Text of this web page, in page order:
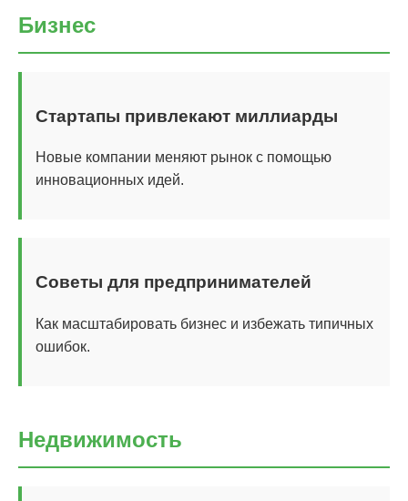
Бизнес
Стартапы привлекают миллиарды
Новые компании меняют рынок с помощью
инновационных идей.
Советы для предпринимателей
Как масштабировать бизнес и избежать типичных
ошибок.
Недвижимость